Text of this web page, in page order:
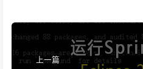
上一篇